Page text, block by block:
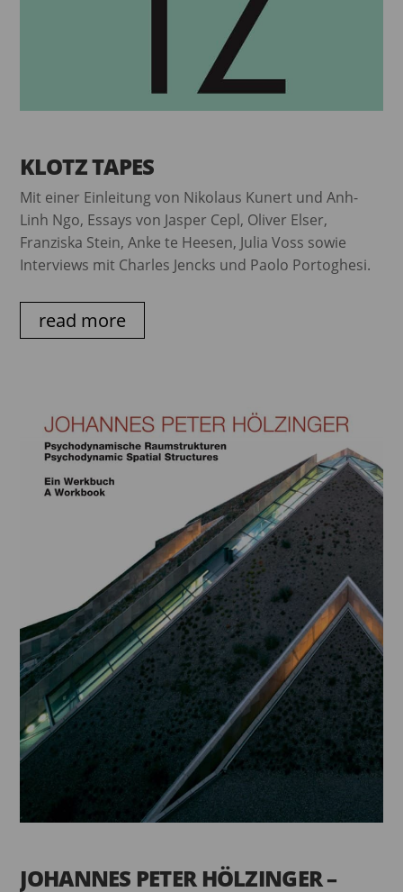
KLOTZ TAPES
Mit einer Einleitung von Nikolaus Kunert und Anh-
Linh Ngo, Essays von Jasper Cepl, Oliver Elser,
Franziska Stein, Anke te Heesen, Julia Voss sowie
Interviews mit Charles Jencks und Paolo Portoghesi.
read more
JOHANNES PETER HÖLZINGER –